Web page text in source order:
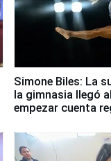
Simone Biles: La
la gimnasia llegó
empezar cuenta